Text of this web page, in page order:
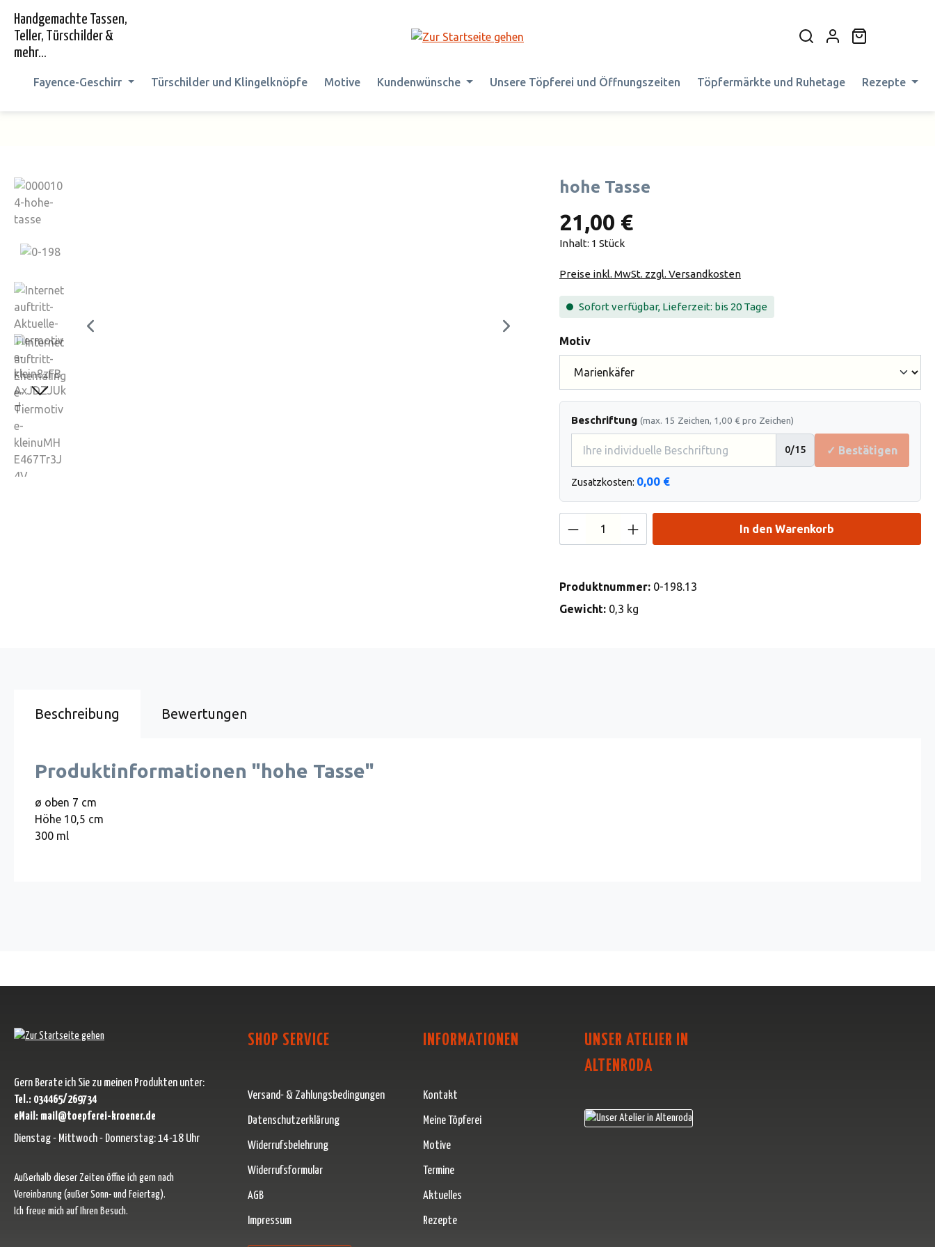
Zur Hauptnavigation springen
Handgemachte Tassen,
Teller, Türschilder &
mehr...
Fayence-Geschirr Türschilder und Klingelknöpfe Motive Kundenwünsche Unsere Töpferei und Öffnungszeiten Töpfermärkte und Ruhetage Rezepte
Bildergalerie überspringen hohe Tasse
21,00 €
Inhalt: 1 Stück
Preise inkl. MwSt. zzgl. Versandkosten
Sofort verfügbar, Lieferzeit: bis 20 Tage
Motivauswählen
Beschriftung (max. 15 Zeichen, 1,00 € pro Zeichen)
0/15 ✓ Bestätigen
Zusatzkosten: 0,00 €
Produkt Anzahl: Gib den gewünschten Wert
In den Warenkorb
Produktnummer: 0-198.13
Gewicht: 0,3 kg
Beschreibung Bewertungen
Produktinformationen "hohe Tasse"
ø oben 7 cm
Höhe 10,5 cm
300 ml
Gern Berate ich Sie zu meinen Produkten unter:
Tel.: 034465/269734
eMail: mail@toepferei-kroener.de
Dienstag - Mittwoch - Donnerstag: 14-18 Uhr
Außerhalb dieser Zeiten öffne ich gern nach
Vereinbarung (außer Sonn- und Feiertag).
Ich freue mich auf Ihren Besuch.
SHOP SERVICE
Versand- & Zahlungsbedingungen
Datenschutzerklärung
Widerrufsbelehrung
Widerrufsformular
AGB
Impressum
INFORMATIONEN
Kontakt
Meine Töpferei
Motive
Termine
Aktuelles
Rezepte
UNSER ATELIER IN
ALTENRODA